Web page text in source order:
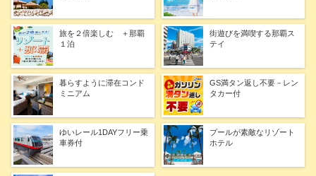
旅を２倍楽しむ ＋那覇
１泊
街遊びを満喫する那覇ス
テイ
暮らすように滞在コンド
ミニアム
GS満タン返し不要－レン
タカー付
ゆいレール1DAYフリー乗
車券付
プールが素敵なリゾート
ホテル